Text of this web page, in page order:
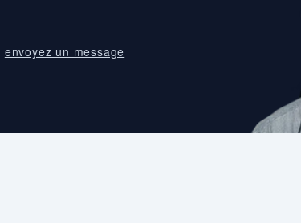
envoyez un message